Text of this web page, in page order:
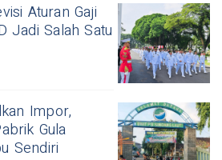
Aturan Gaji
Jadi Salah Satu
Impor,
Gula
Sendiri